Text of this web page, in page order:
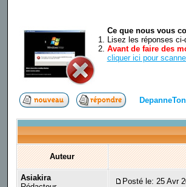
Ce que nous vous
Lisez les réponses
Avant de faire des
cliquer ici pour
Auteur
Asiakira
Posté le: 25 Avr